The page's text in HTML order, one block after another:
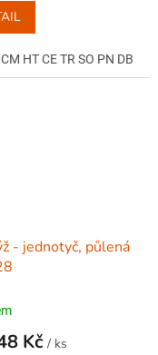
HT CE TR SO PN DB
- jednotyč, půlená
Kč / ks